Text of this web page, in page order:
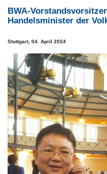
BWA-
Handelsminister der
Stuttgart, 04. April 2024